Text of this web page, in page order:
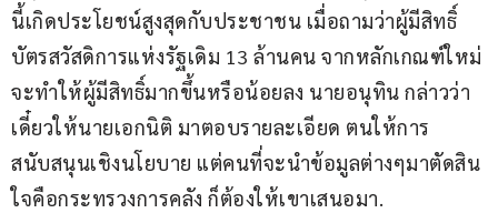
นี้เกิดประโยชน์สูงสุดกับประชาชน เมื่อถามว่าผู้มีสิทธิ์
บัตรสวัสดิการแห่งรัฐเดิม 13 ล้านคน จากหลักเกณฑ์ใหม่
จะทำให้ผู้มีสิทธิ์มากขึ้นหรือน้อยลง นายอนุทิน กล่าวว่า
เดี๋ยวให้นายเอกนิติ มาตอบรายละเอียด ตนให้การ
สนับสนุนเชิงนโยบาย แต่คนที่จะนำข้อมูลต่างๆมาตัดสิน
ใจคือกระทรวงการคลัง ก็ต้องให้เขาเสนอมา.